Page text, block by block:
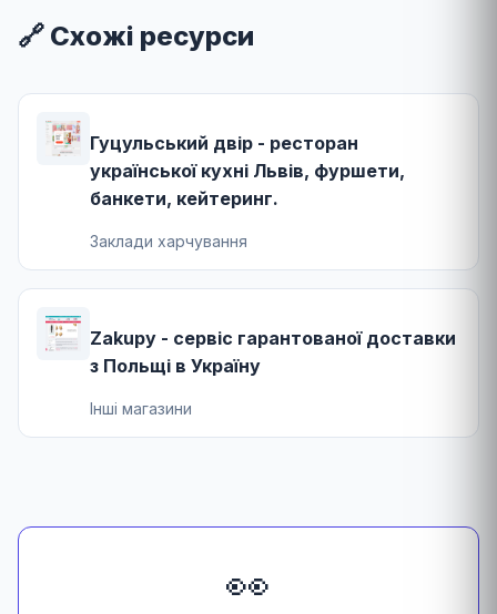
🔗 Схожі ресурси
Гуцульський двір - ресторан
української кухні Львів, фуршети,
банкети, кейтеринг.
Заклади харчування
Zakupy - сервіс гарантованої доставки
з Польщі в Україну
Інші магазини
👀